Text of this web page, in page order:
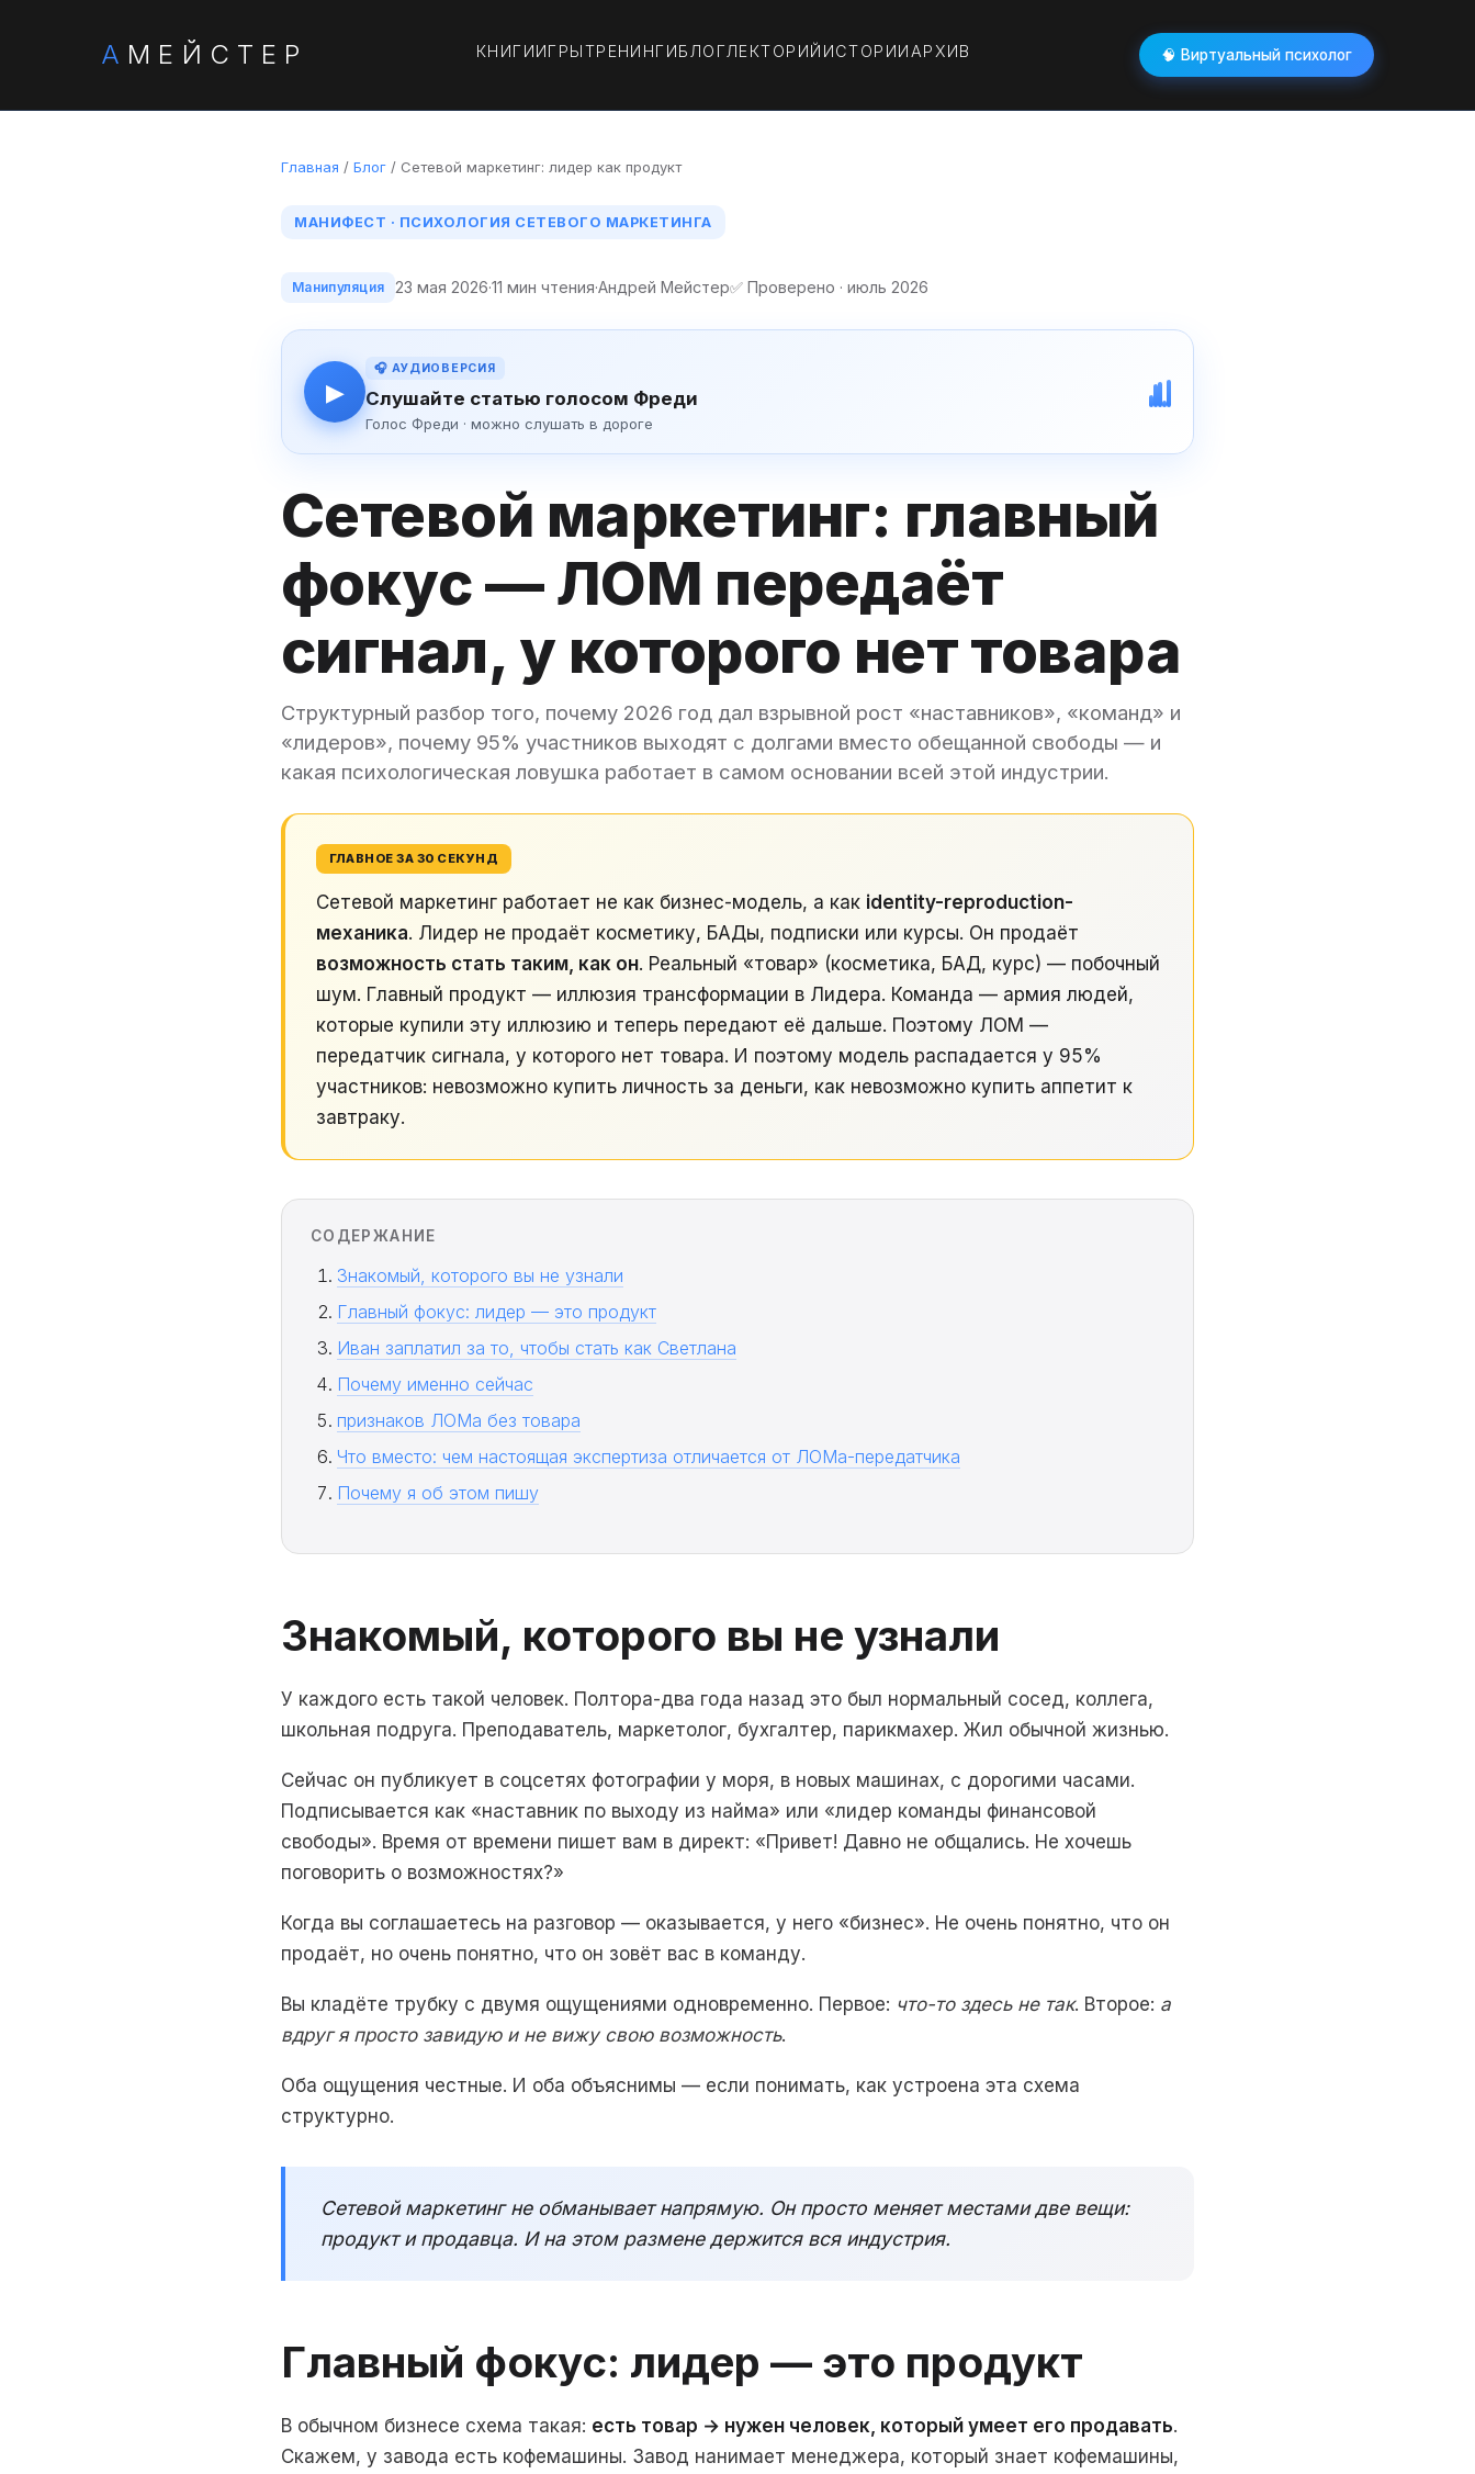
А МЕЙСТЕР КНИГИИГРЫТРЕНИНГИБЛОГЛЕКТОРИЙ ИСТОРИИ АРХИВ 🧠 Виртуальный психолог
Главная / Блог / Сетевой маркетинг: лидер как продукт
МАНИФЕСТ · ПСИХОЛОГИЯ СЕТЕВОГО МАРКЕТИНГА
Манипуляция 23 мая 2026·11 мин чтения·Андрей Мейстер✅ Проверено · июль 2026
▶
🎧 АУДИОВЕРСИЯ
Слушайте статью голосом Фреди
Голос Фреди · можно слушать в дороге
Сетевой маркетинг: главный
фокус — ЛОМ передаёт
сигнал, у которого нет товара
Структурный разбор того, почему 2026 год дал взрывной рост «наставников», «команд» и
«лидеров», почему 95% участников выходят с долгами вместо обещанной свободы — и
какая психологическая ловушка работает в самом основании всей этой индустрии.
ГЛАВНОЕ ЗА 30 СЕКУНД
Сетевой маркетинг работает не как бизнес-модель, а как identity-reproduction-
механика. Лидер не продаёт косметику, БАДы, подписки или курсы. Он продаёт
возможность стать таким, как он. Реальный «товар» (косметика, БАД, курс) — побочный
шум. Главный продукт — иллюзия трансформации в Лидера. Команда — армия людей,
которые купили эту иллюзию и теперь передают её дальше. Поэтому ЛОМ —
передатчик сигнала, у которого нет товара. И поэтому модель распадается у 95%
участников: невозможно купить личность за деньги, как невозможно купить аппетит к
завтраку.
СОДЕРЖАНИЕ
Знакомый, которого вы не узнали
Главный фокус: лидер — это продукт
Иван заплатил за то, чтобы стать как Светлана
Почему именно сейчас
признаков ЛОМа без товара
Что вместо: чем настоящая экспертиза отличается от ЛОМа-передатчика
Почему я об этом пишу
Знакомый, которого вы не узнали
У каждого есть такой человек. Полтора-два года назад это был нормальный сосед, коллега,
школьная подруга. Преподаватель, маркетолог, бухгалтер, парикмахер. Жил обычной жизнью.
Сейчас он публикует в соцсетях фотографии у моря, в новых машинах, с дорогими часами.
Подписывается как «наставник по выходу из найма» или «лидер команды финансовой
свободы». Время от времени пишет вам в директ: «Привет! Давно не общались. Не хочешь
поговорить о возможностях?»
Когда вы соглашаетесь на разговор — оказывается, у него «бизнес». Не очень понятно, что он
продаёт, но очень понятно, что он зовёт вас в команду.
Вы кладёте трубку с двумя ощущениями одновременно. Первое: что-то здесь не так. Второе: а
вдруг я просто завидую и не вижу свою возможность.
Оба ощущения честные. И оба объяснимы — если понимать, как устроена эта схема
структурно.
Сетевой маркетинг не обманывает напрямую. Он просто меняет местами две вещи:
продукт и продавца. И на этом размене держится вся индустрия.
Главный фокус: лидер — это продукт
В обычном бизнесе схема такая: есть товар → нужен человек, который умеет его продавать.
Скажем, у завода есть кофемашины. Завод нанимает менеджера, который знает кофемашины,